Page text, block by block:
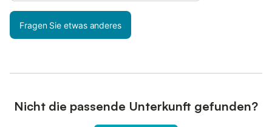
Fragen Sie etwas anderes
Nicht die passende Unterkunft gefunden?